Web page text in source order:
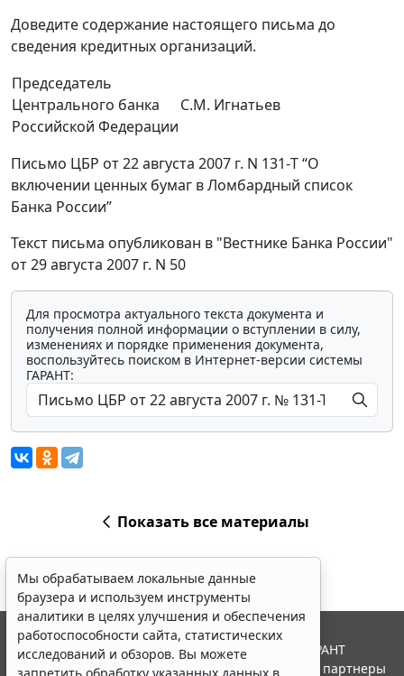
Доведите содержание настоящего письма до
сведения кредитных организаций.
Председатель
Центрального банка
Российской Федерации
С.М. Игнатьев
Письмо ЦБР от 22 августа 2007 г. N 131-Т “О
включении ценных бумаг в Ломбардный список
Банка России”
Текст письма опубликован в "Вестнике Банка России"
от 29 августа 2007 г. N 50
Для просмотра актуального текста документа и
получения полной информации о вступлении в силу,
изменениях и порядке применения документа,
воспользуйтесь поиском в Интернет-версии системы
ГАРАНТ:
Показать все материалы
Мы обрабатываем локальные данные
браузера и используем инструменты
аналитики в целях улучшения и обеспечения
работоспособности сайта, статистических
исследований и обзоров. Вы можете
© ООО "НПП "ГАРАНТ-СЕРВИС", 2026. Система ГАРАНТ
выпускается с 1990 года. Компания "Гарант" и ее партнеры